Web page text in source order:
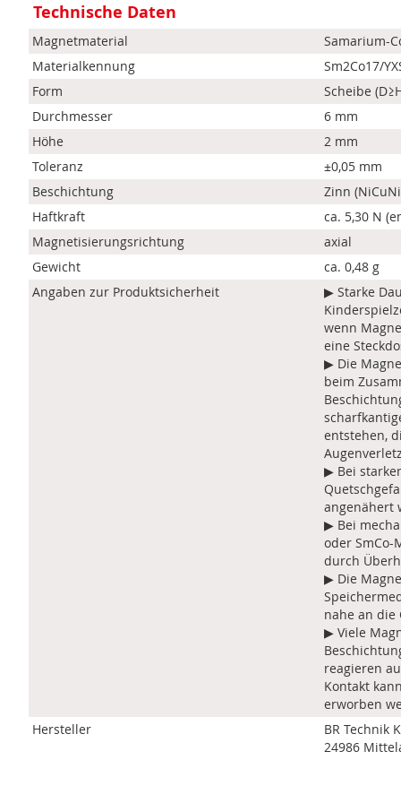
Technische Daten
Magnetmaterial
Samarium-
Materialkennung
Sm2Co17/
Form
Scheibe
Durchmesser
6 mm
Höhe
2 mm
Toleranz
±0,05 mm
Beschichtung
Zinn
Haftkraft
ca. 5,30 N
Magnetisierungsrichtung
axial
Gewicht
ca. 0,48 g
Angaben zur Produktsicherheit
▶ Starke
wenn
eine
▶ Die
beim
entstehen,
▶ Bei
angenähert
▶ Bei
oder SmCo-
durch
▶ Die
nahe an die
▶ Viele
reagieren
Kontakt
erworben
Hersteller
BR Technik
24986